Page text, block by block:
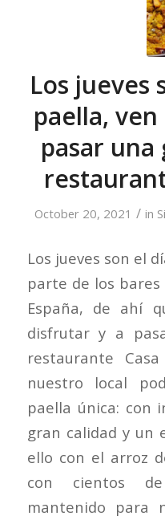
Los jueves
paella,
pasar una
October 20, 2021 / in
Los jueves son el
parte de los
España, de ahí
disfrutar y a
restaurante
nuestro local
paella única: con
gran calidad y un
ello con el arroz
con cientos
mantenido para